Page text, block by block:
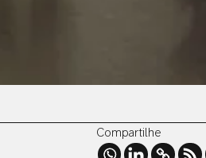
Compartilhe